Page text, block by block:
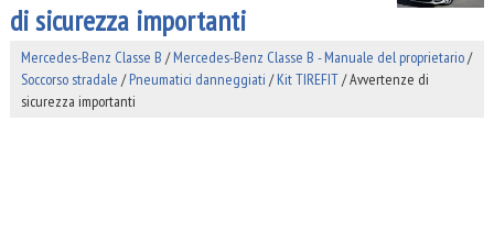
di sicurezza importanti
Mercedes-Benz Classe B /Mercedes-Benz Classe B - Manuale del proprietario/
Soccorso stradale /Pneumatici danneggiati /Kit TIREFIT/ Avvertenze di
sicurezza importanti